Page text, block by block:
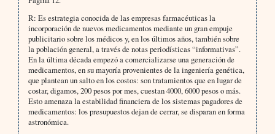
R: Es estrategia conocida de las empresas farmacéuticas la
incorporación de nuevos medicamentos mediante un gran empuje
publicitario sobre los médicos y, en los últimos años, también sobre
la población general, a través de notas periodísticas “informativas”.
En la última década empezó a comercializarse una generación de
medicamentos, en su mayoría provenientes de la ingeniería genética,
que plantean un salto en los costos: son tratamientos que en lugar de
costar, digamos, 200 pesos por mes, cuestan 4000, 6000 pesos o más.
Esto amenaza la estabilidad financiera de los sistemas pagadores de
medicamentos: los presupuestos dejan de cerrar, se disparan en forma
astronómica.